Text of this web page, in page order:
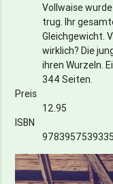
Vollwaise
trug. Ihr
Gleichgewicht.
wirklich? Die
ihren Wurzeln.
344 Seiten.
Preis
12.95
ISBN
9783957539335